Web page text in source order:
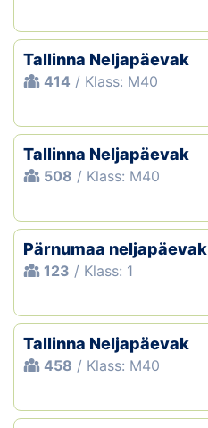
Tallinna Neljapäevak
414 / Klass: M40
Tallinna Neljapäevak
508 / Klass: M40
Pärnumaa neljapäevak
123 / Klass: 1
Tallinna Neljapäevak
458 / Klass: M40